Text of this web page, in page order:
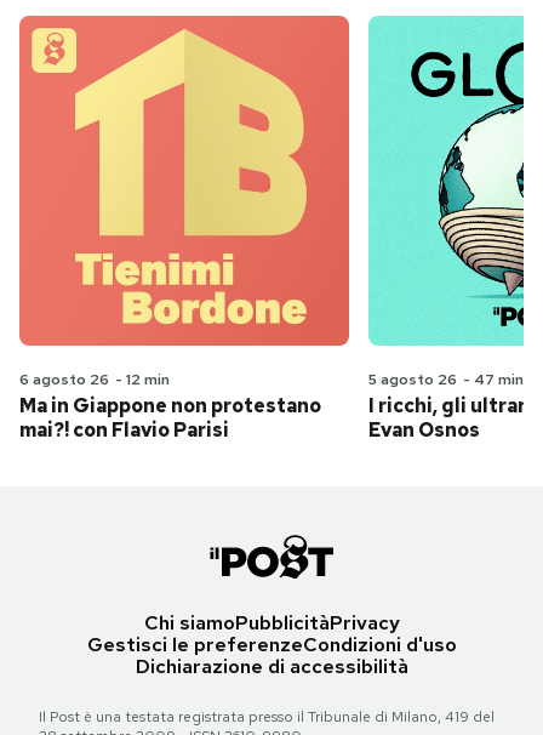
6 agosto 26 - 12 min
Ma in Giappone non protestano
mai?! con Flavio Parisi
5 agosto 26 - 47 min
I ricchi, gli
Evan Osnos
Chi siamoPubblicitàPrivacy
Gestisci le preferenzeCondizioni d'uso
Dichiarazione di accessibilità
Il Post è una testata registrata presso il Tribunale di Milano, 419 del